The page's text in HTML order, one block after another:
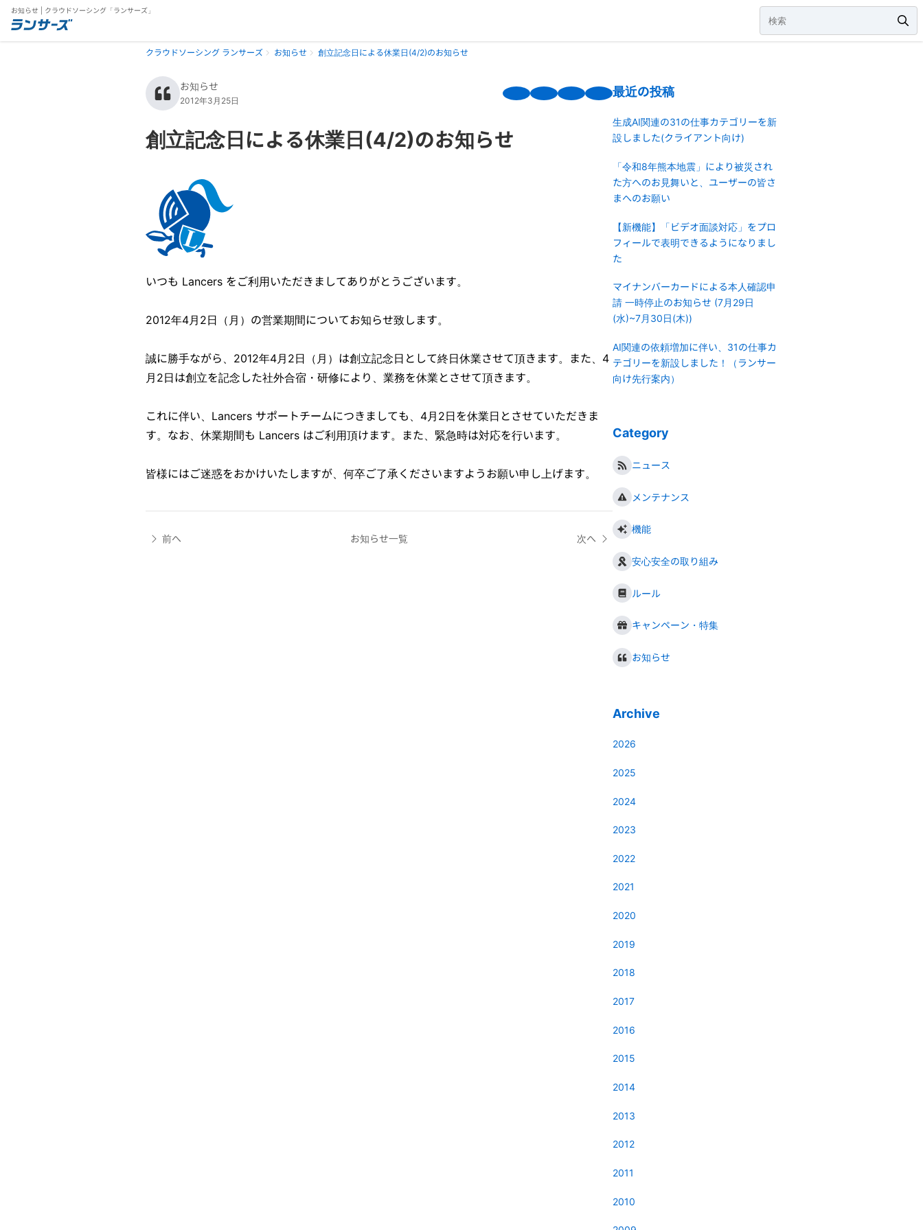
お知らせ | クラウドソーシング「ランサーズ」
クラウドソーシング ランサーズ お知らせ 創立記念日による休業日(4/2)のお知らせ
お知らせ
2012年3月25日
創立記念日による休業日(4/2)のお知らせ
いつも Lancers をご利用いただきましてありがとうございます。
2012年4月2日（月）の営業期間についてお知らせ致します。
誠に勝手ながら、2012年4月2日（月）は創立記念日として終日休業させて頂きます。また、4
月2日は創立を記念した社外合宿・研修により、業務を休業とさせて頂きます。
これに伴い、Lancers サポートチームにつきましても、4月2日を休業日とさせていただきま
す。なお、休業期間も Lancers はご利用頂けます。また、緊急時は対応を行います。
皆様にはご迷惑をおかけいたしますが、何卒ご了承くださいますようお願い申し上げます。
前へ お知らせ一覧 次へ
最近の投稿
生成AI関連の31の仕事カテゴリーを新
設しました(クライアント向け)
「令和8年熊本地震」により被災され
た方へのお見舞いと、ユーザーの皆さ
まへのお願い
【新機能】「ビデオ面談対応」をプロ
フィールで表明できるようになりまし
た
マイナンバーカードによる本人確認申
請 一時停止のお知らせ (7月29日
(水)~7月30日(木))
AI関連の依頼増加に伴い、31の仕事カ
テゴリーを新設しました！（ランサー
向け先行案内）
Category
ニュース
メンテナンス
機能
安心安全の取り組み
ルール
キャンペーン・特集
お知らせ
Archive
2026
2025
2024
2023
2022
2021
2020
2019
2018
2017
2016
2015
2014
2013
2012
2011
2010